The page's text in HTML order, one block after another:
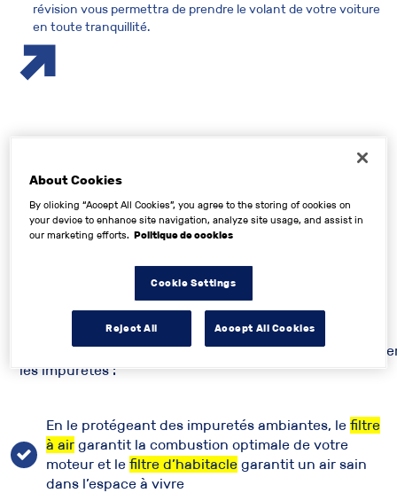
révision vous permettra de prendre le volant de votre voiture
en toute tranquillité.
révision voiture?
Certaines ont des conséquences directes sur le
fonctionnement, d’autres sur la sécurité.
Différents filtres ont par exemple pour fonction
les impuretés :
En le protégeant des impuretés ambiantes, lefiltre
à air garantit la combustion optimale de votre
moteur et lefiltre d’habitacle garantit un air sain
dans l’espace à vivre
About Cookies
By clicking “Accept All Cookies”, you agree to the storing of cookies on
your device to enhance site navigation, analyze site usage, and assist in
our marketing efforts. Politique de cookies
Cookie Settings
Reject All Accept All Cookies